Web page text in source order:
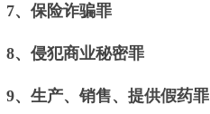
7、保险诈骗罪
8、侵犯商业秘密罪
9、生产、销售、提供假药罪